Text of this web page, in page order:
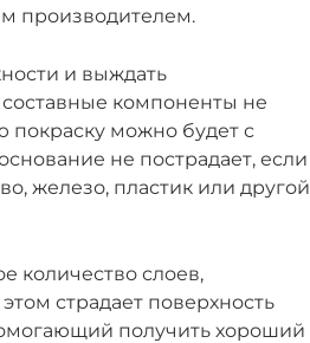
производителем.
и выждать
компоненты не
покраску можно будет с
не пострадает, если
железо, пластик или другой
количество слоев,
страдает поверхность
получить хороший